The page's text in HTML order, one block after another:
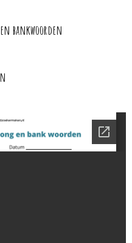
bankwoorden